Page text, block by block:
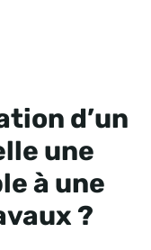
d’un
une
à une
?